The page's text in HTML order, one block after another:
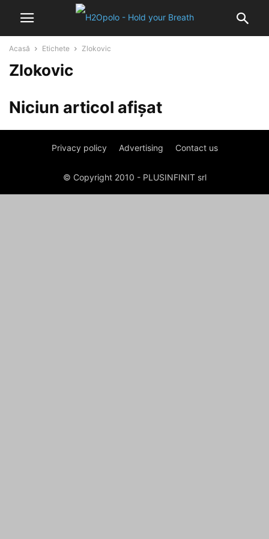
Acasă Etichete Zlokovic
Zlokovic
Niciun articol afișat
Privacy policy Advertising Contact us
© Copyright 2010 - PLUSINFINIT srl